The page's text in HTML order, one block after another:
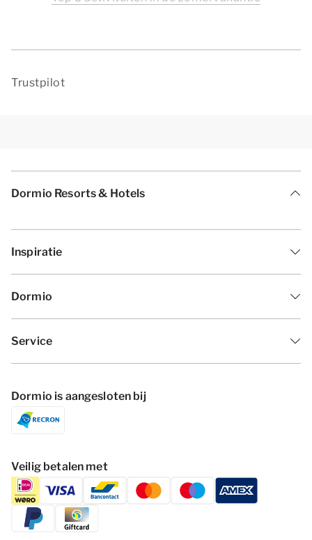
Trustpilot
Dormio Resorts & Hotels
Inspiratie
Dormio
Service
Dormio is aangesloten bij
Veilig betalen met